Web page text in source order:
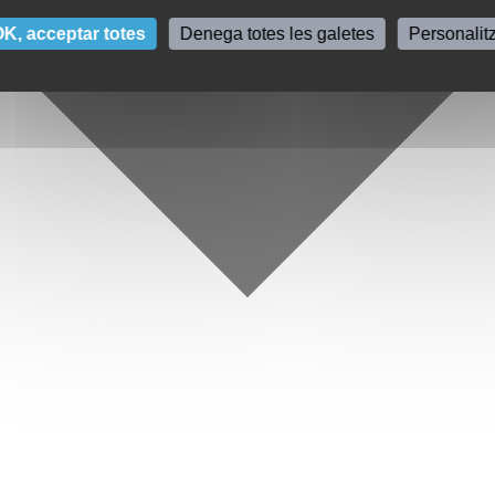
acceptar totes Denega totes les galetes